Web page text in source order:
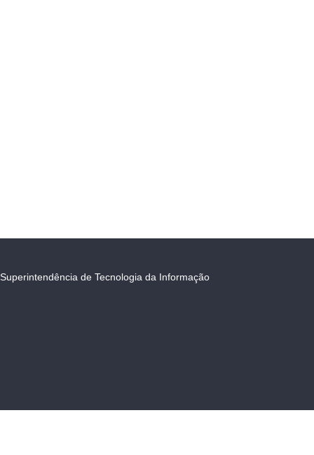
Superintendência de Tecnologia da Informação